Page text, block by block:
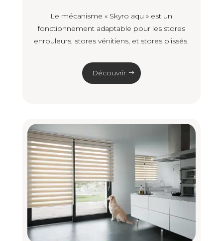
Le mécanisme « Skyro aqu » est un
fonctionnement adaptable pour les stores
enrouleurs, stores vénitiens, et stores plissés.
Découvrir